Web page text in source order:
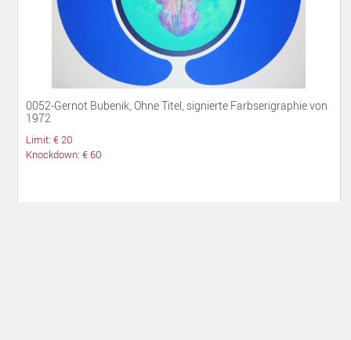
0052-Gernot Bubenik, Ohne Titel, signierte Farbserigraphie von
1972
Limit: € 20
Knockdown: € 60